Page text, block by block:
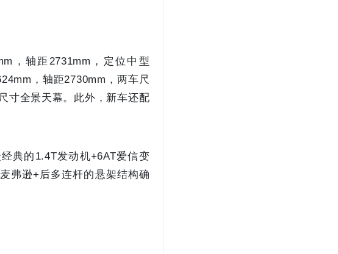
，轴距2731mm，定位中型
，轴距2730mm，两车尺
寸全景天幕。此外，新车还配
典的1.4T发动机+6AT爱信变
弗逊+后多连杆的悬架结构确